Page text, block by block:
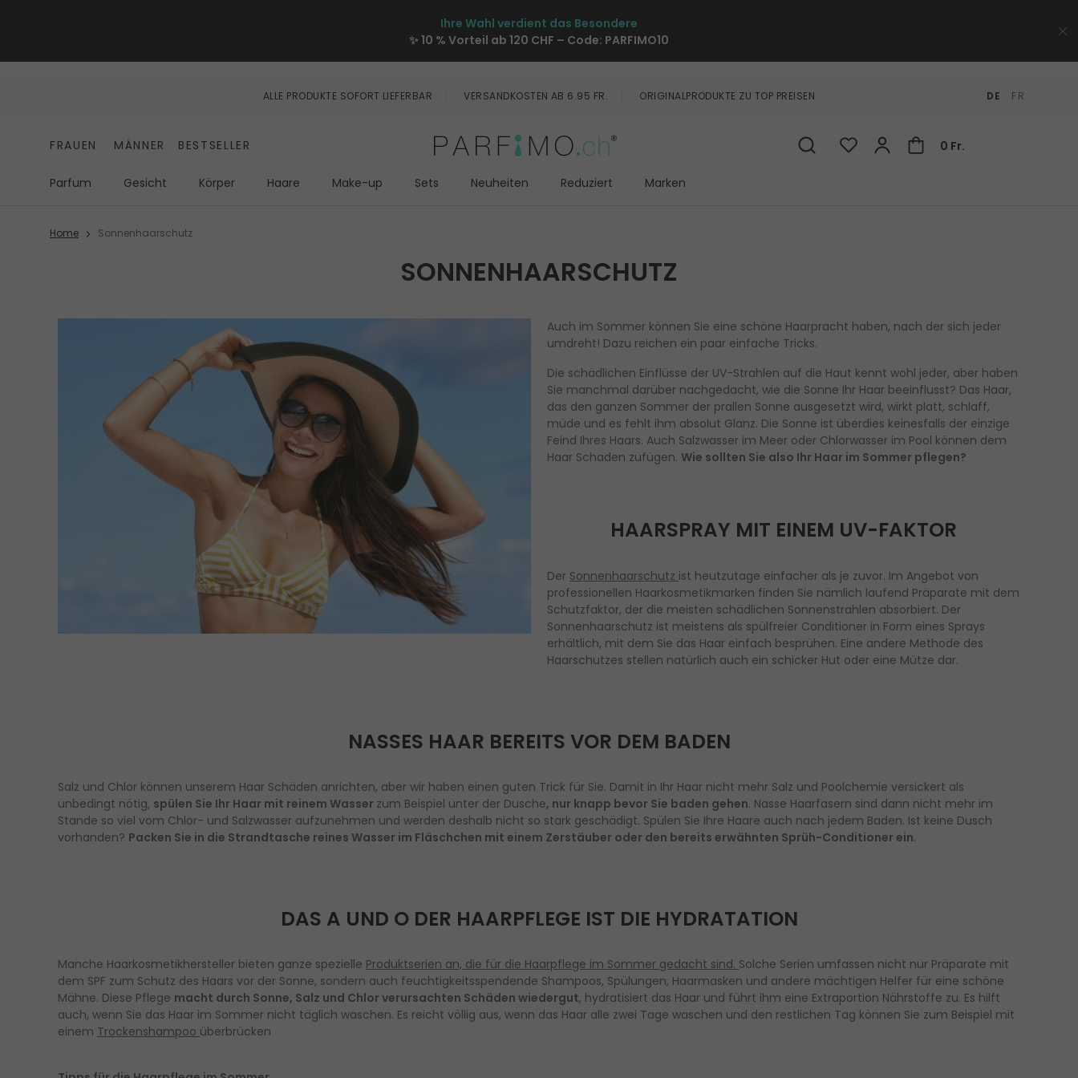
Ihre Wahl verdient das Besondere
✨ 10 % Vorteil ab 120 CHF – Code: PARFIMO10
ALLE PRODUKTE SOFORT LIEFERBAR VERSANDKOSTEN AB 6.95 FR. ORIGINALPRODUKTE ZU TOP PREISEN DE FR
FRAUEN MÄNNER BESTSELLER 0 Fr.
Parfum Gesicht Körper Haare Make-up Sets Neuheiten Reduziert Marken
Home Sonnenhaarschutz
SONNENHAARSCHUTZ
Auch im Sommer können Sie eine schöne Haarpracht haben, nach der sich jeder
umdreht! Dazu reichen ein paar einfache Tricks.
Die schädlichen Einflüsse der UV-Strahlen auf die Haut kennt wohl jeder, aber haben
Sie manchmal darüber nachgedacht, wie die Sonne Ihr Haar beeinflusst? Das Haar,
das den ganzen Sommer der prallen Sonne ausgesetzt wird, wirkt platt, schlaff,
müde und es fehlt ihm absolut Glanz. Die Sonne ist überdies keinesfalls der einzige
Feind Ihres Haars. Auch Salzwasser im Meer oder Chlorwasser im Pool können dem
Haar Schaden zufügen. Wie sollten Sie also Ihr Haar im Sommer pflegen?
HAARSPRAY MIT EINEM UV-FAKTOR
Der Sonnenhaarschutz ist heutzutage einfacher als je zuvor. Im Angebot von
professionellen Haarkosmetikmarken finden Sie nämlich laufend Präparate mit dem
Schutzfaktor, der die meisten schädlichen Sonnenstrahlen absorbiert. Der
Sonnenhaarschutz ist meistens als spülfreier Conditioner in Form eines Sprays
erhältlich, mit dem Sie das Haar einfach besprühen. Eine andere Methode des
Haarschutzes stellen natürlich auch ein schicker Hut oder eine Mütze dar.
NASSES HAAR BEREITS VOR DEM BADEN
Salz und Chlor können unserem Haar Schäden anrichten, aber wir haben einen guten Trick für Sie. Damit in Ihr Haar nicht mehr Salz und Poolchemie versickert als
unbedingt nötig, spülen Sie Ihr Haar mit reinem Wasser zum Beispiel unter der Dusche, nur knapp bevor Sie baden gehen. Nasse Haarfasern sind dann nicht mehr im
Stande so viel vom Chlor- und Salzwasser aufzunehmen und werden deshalb nicht so stark geschädigt. Spülen Sie Ihre Haare auch nach jedem Baden. Ist keine Dusch
vorhanden? Packen Sie in die Strandtasche reines Wasser im Fläschchen mit einem Zerstäuber oder den bereits erwähnten Sprüh-Conditioner ein.
DAS A UND O DER HAARPFLEGE IST DIE HYDRATATION
Manche Haarkosmetikhersteller bieten ganze spezielle Produktserien an, die für die Haarpflege im Sommer gedacht sind. Solche Serien umfassen nicht nur Präparate mit
dem SPF zum Schutz des Haars vor der Sonne, sondern auch feuchtigkeitsspendende Shampoos, Spülungen, Haarmasken und andere mächtigen Helfer für eine schöne
Mähne. Diese Pflege macht durch Sonne, Salz und Chlor verursachten Schäden wiedergut, hydratisiert das Haar und führt ihm eine Extraportion Nährstoffe zu. Es hilft
auch, wenn Sie das Haar im Sommer nicht täglich waschen. Es reicht völlig aus, wenn das Haar alle zwei Tage waschen und den restlichen Tag können Sie zum Beispiel mit
einem Trockenshampoo überbrücken